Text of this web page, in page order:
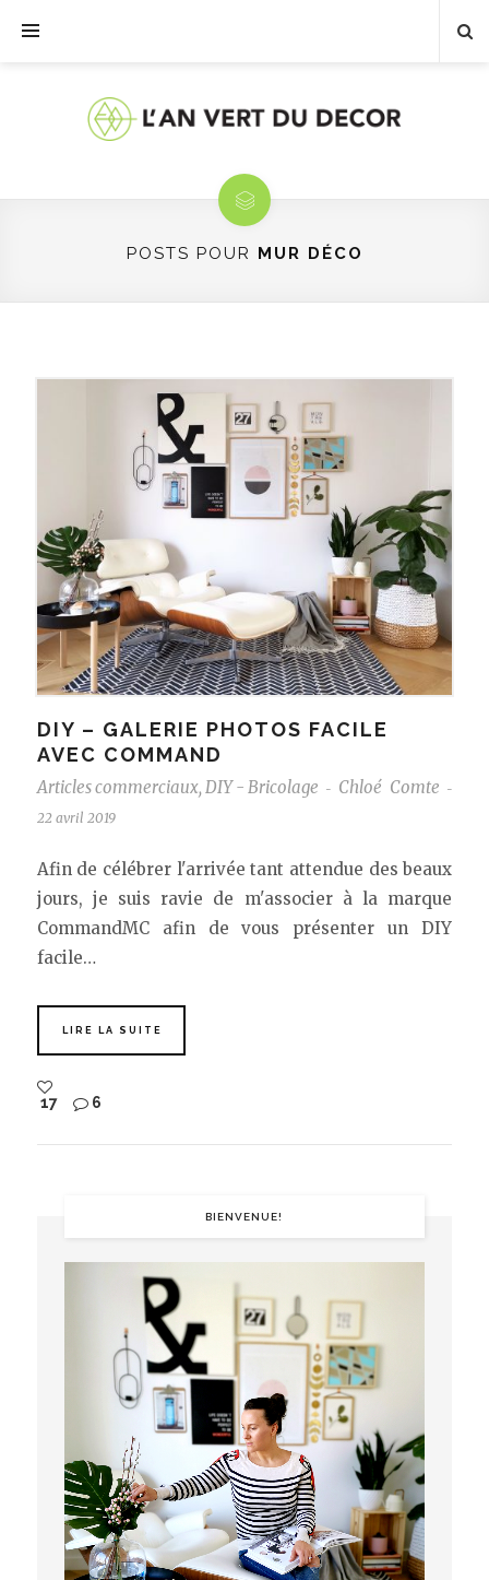
POSTS POUR MUR DÉCO
DIY – GALERIE PHOTOS FACILE
AVEC COMMAND
Articles commerciaux, DIY - Bricolage - Chloé Comte -
22 avril 2019
Afin de célébrer l'arrivée tant attendue des beaux
jours, je suis ravie de m'associer à la marque
CommandMC afin de vous présenter un DIY
facile…
LIRE LA SUITE
17 6
BIENVENUE!